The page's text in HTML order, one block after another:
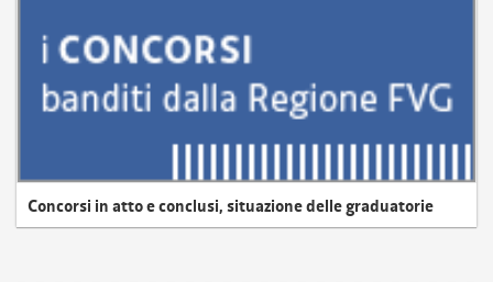
Concorsi in atto e conclusi, situazione delle graduatorie